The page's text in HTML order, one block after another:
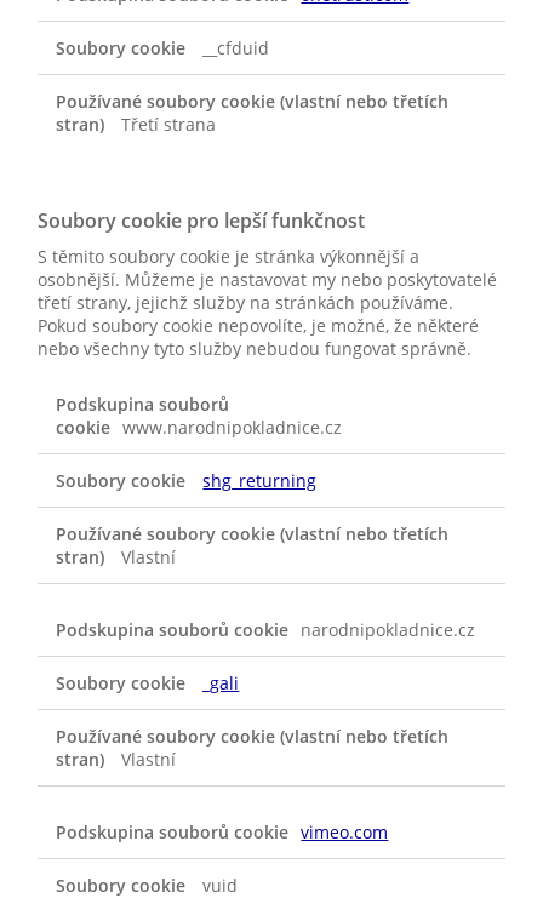
__cfduid
Třetí strana
Soubory cookie pro lepší funkčnost
S těmito soubory cookie je stránka výkonnější a
osobnější. Můžeme je nastavovat my nebo poskytovatelé
třetí strany, jejichž služby na stránkách používáme.
Pokud soubory cookie nepovolíte, je možné, že některé
nebo všechny tyto služby nebudou fungovat správně.
COOKIE
PRO
LEPŠÍ
FUNKČNOST
www.narodnipokladnice.cz
shg_returning
Vlastní
narodnipokladnice.cz
_gali
Vlastní
vimeo.com
vuid